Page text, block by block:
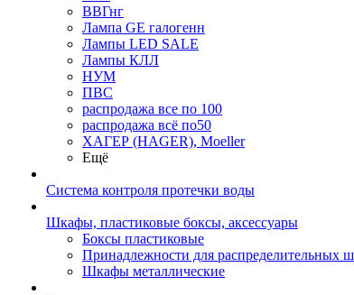
ВВГнг
Лампа GE галогенн
Лампы LED SALE
Лампы КЛЛ
НУМ
ПВС
распродажа все по 100
распродажа всё по50
ХАГЕР (HAGER), Moeller
Ещё
Система контроля протечки воды
Шкафы, пластиковые боксы, аксессуары
Боксы пластиковые
Принадлежности для распределительных
Шкафы металлические